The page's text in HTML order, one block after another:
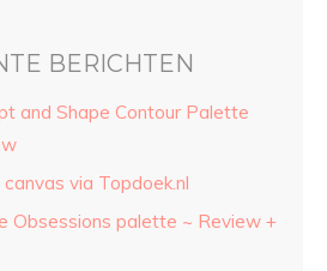
BERICHTEN
and Shape Contour Palette
via Topdoek.nl
Obsessions palette ~ Review +